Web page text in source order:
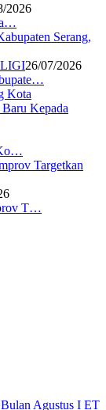
2026
26/07/2026
T…